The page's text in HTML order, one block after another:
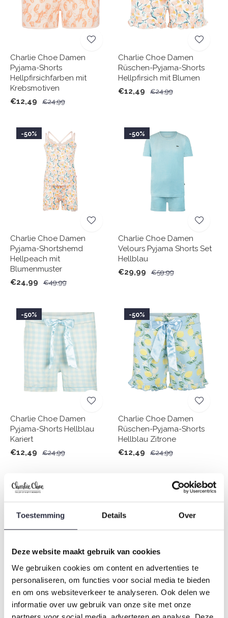
Toestemming Details Over
Deze website maakt gebruik van cookies
We gebruiken cookies om content en advertenties te
personaliseren, om functies voor social media te bieden
en om ons websiteverkeer te analyseren. Ook delen we
informatie over uw gebruik van onze site met onze
Charlie Choe Damen
Pyjama-Shorts
Hellpfirsichfarben mit
Krebsmotiven
€12,49
€24,99
Charlie Choe Damen
Rüschen-Pyjama-Shorts
Hellpfirsich mit Blumen
€12,49
€24,99
-50%
Charlie Choe Damen
Pyjama-Shortshemd
Hellpeach mit
Blumenmuster
€24,99
€49,99
-50%
Charlie Choe Damen
Velours Pyjama Shorts Set
Hellblau
€29,99
€59,99
-50%
Charlie Choe Damen
Pyjama-Shorts Hellblau
Kariert
€12,49
€24,99
-50%
Charlie Choe Damen
Rüschen-Pyjama-Shorts
Hellblau Zitrone
€12,49
€24,99
-50%
Charlie Choe Damen
Navy
Charlie Choe Damen Short
Ruffle Off white Blumen
€12,49